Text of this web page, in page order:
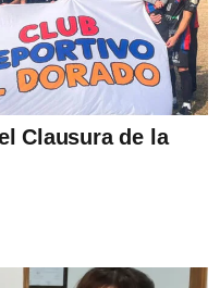
Clausura de la